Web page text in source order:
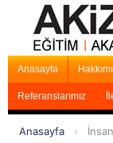
Anasayfa
Referanslarımız
Anasayfa ›